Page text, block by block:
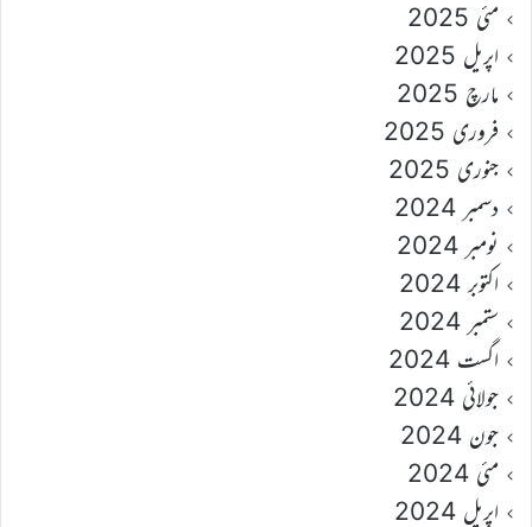
مئی 2025
اپریل 2025
مارچ 2025
فروری 2025
جنوری 2025
دسمبر 2024
نومبر 2024
اکتوبر 2024
ستمبر 2024
اگست 2024
جولائی 2024
جون 2024
مئی 2024
اپریل 2024